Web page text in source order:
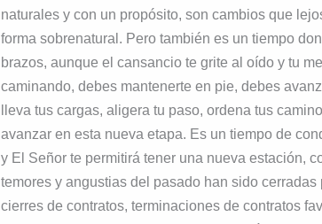
naturales y con un propósito, son cambios que
forma sobrenatural. Pero también es un tiempo
brazos, aunque el cansancio te grite al oído y tu
caminando, debes mantenerte en pie, debes
lleva tus cargas, aligera tu paso, ordena tus
avanzar en esta nueva etapa. Es un tiempo de
y El Señor te permitirá tener una nueva estación,
temores y angustias del pasado han sido
cierres de contratos, terminaciones de contratos